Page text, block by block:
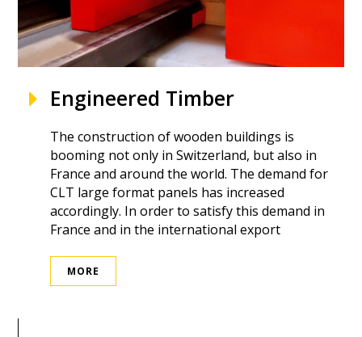
Engineered Timber
The construction of wooden buildings is
booming not only in Switzerland, but also in
France and around the world. The demand for
CLT large format panels has increased
accordingly. In order to satisfy this demand in
France and in the international export
MORE